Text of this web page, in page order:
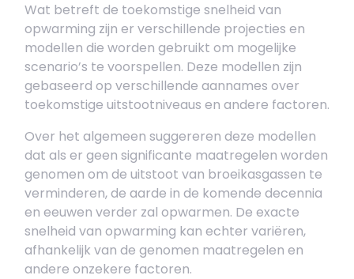
Wat betreft de toekomstige snelheid van
opwarming zijn er verschillende projecties en
modellen die worden gebruikt om mogelijke
scenario’s te voorspellen. Deze modellen zijn
gebaseerd op verschillende aannames over
toekomstige uitstootniveaus en andere factoren.
Over het algemeen suggereren deze modellen
dat als er geen significante maatregelen worden
genomen om de uitstoot van broeikasgassen te
verminderen, de aarde in de komende decennia
en eeuwen verder zal opwarmen. De exacte
snelheid van opwarming kan echter variëren,
afhankelijk van de genomen maatregelen en
andere onzekere factoren.